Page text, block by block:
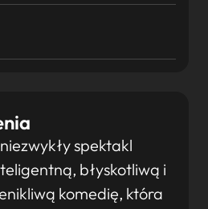
spektakl
błyskotliwą i
komedię, która